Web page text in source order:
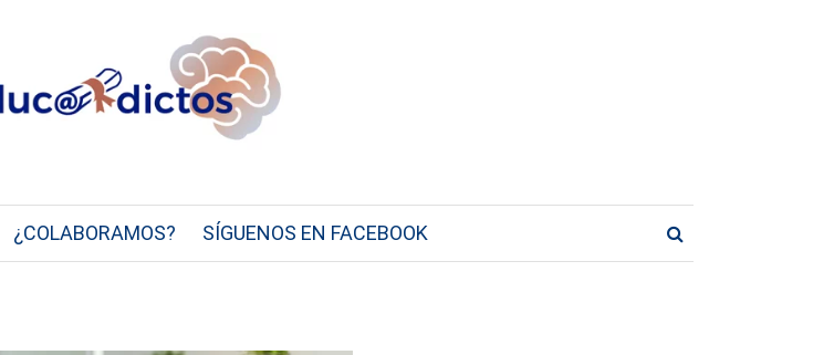
¿COLABORAMOS? SÍGUENOS EN FACEBOOK